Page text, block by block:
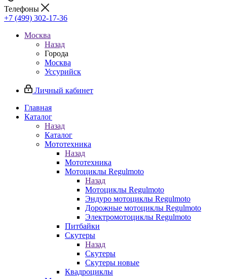
Телефоны
+7 (499) 302-17-36
Москва
Назад
Города
Москва
Уссурийск
Личный кабинет
Главная
Каталог
Назад
Каталог
Мототехника
Назад
Мототехника
Мотоциклы Regulmoto
Назад
Мотоциклы Regulmoto
Эндуро мотоциклы Regulmoto
Дорожные мотоциклы Regulmoto
Электромотоциклы Regulmoto
Питбайки
Скутеры
Назад
Скутеры
Скутеры новые
Квадроциклы